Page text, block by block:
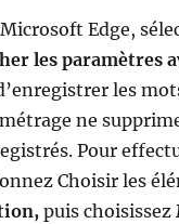
Edge,
les paramètres
les
ne
Pour
Choisir les
puis choisissez